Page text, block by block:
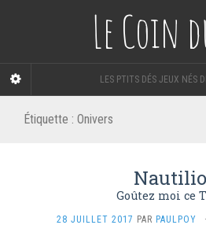
Le Coin
LES PTITS DÉS JEUX NÉS
Étiquette : Onivers
Goûtez moi ce
28 JUILLET 2017 PAR PAULPOY ·